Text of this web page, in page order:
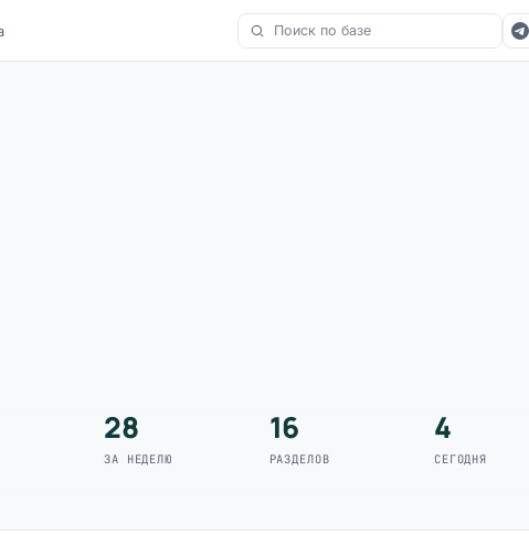
28
ЗА НЕДЕЛЮ
16
РАЗДЕЛОВ
4
СЕГОДНЯ